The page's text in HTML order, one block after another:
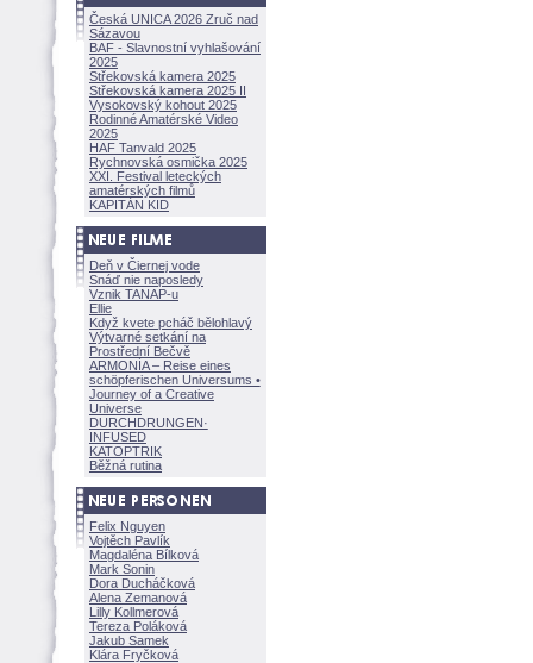
Česká UNICA 2026 Zruč nad
Sázavou
BAF - Slavnostní vyhlašování
2025
Střekovská kamera 2025
Střekovská kamera 2025 II
Vysokovský kohout 2025
Rodinné Amatérské Video
2025
HAF Tanvald 2025
Rychnovská osmička 2025
XXI. Festival leteckých
amatérských filmů
KAPITÁN KID
Deň v Čiernej vode
Snáď nie naposledy
Vznik TANAP-u
Ellie
Když kvete pcháč bělohlavý
Výtvarné setkání na
Prostřední Bečvě
ARMONÍA – Reise eines
schöpferischen Universums •
Journey of a Creative
Universe
DURCHDRUNGEN·
INFUSED
KATOPTRIK
Běžná rutina
Felix Nguyen
Vojtěch Pavlík
Magdaléna Bílkov
Mark Sonin
Dora Ducháčkov
Alena Zemanov
Lilly Kollmerov
Tereza Polákov
Jakub Samek
Klára Fryčkov